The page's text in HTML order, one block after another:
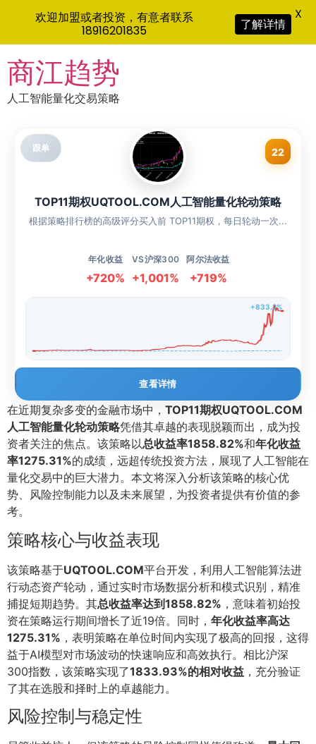
to
content
商江趋势
人工智能量化交易策略
跟单 22
TOP11期权UQTOOL.COM人工智能量化轮动策略
根据策略排行榜的高级评分买入前 TOP11期权，每日轮动一次...
年化收益
+720%
VS沪深300
+1,001%
阿尔法收益
+719%
+833.2%
查看详情
在近期复杂多变的金融市场中， TOP11期权UQTOOL.COM
人工智能量化轮动策略凭借其卓越的表现脱颖而出，成为投
资者关注的焦点。该策略以总收益率1858.82%和年化收益
率1275.31%的成绩，远超传统投资方法，展现了人工智能在
量化交易中的巨大潜力。本文将深入分析该策略的核心优
势、风险控制能力以及未来展望，为投资者提供有价值的参
考。
策略核心与收益表现
该策略基于UQTOOL.COM平台开发，利用人工智能算法进
行动态资产轮动，通过实时市场数据分析和模式识别，精准
捕捉短期趋势。其总收益率达到1858.82% ，意味着初始投
资在策略运行期间增长了近19倍。同时， 年化收益率高达
1275.31% ，表明策略在单位时间内实现了极高的回报，这得
益于AI模型对市场波动的快速响应和高效执行。相比沪深
300指数，该策略实现了1833.93%的相对收益 ，充分验证
了其在选股和择时上的卓越能力。
风险控制与稳定性
欢迎加盟或者投资，有意者联系
18916201835
了解详情
X